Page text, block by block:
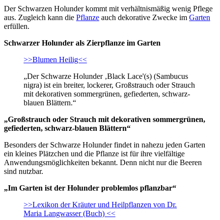
Der Schwarzen Holunder kommt mit verhältnismäßig wenig Pflege
aus. Zugleich kann die Pflanze auch dekorative Zwecke im Garten
erfüllen.
Schwarzer Holunder als Zierpflanze im Garten
>>Blumen Heilig<<
„Der Schwarze Holunder ‚Black Lace'(s) (Sambucus
nigra) ist ein breiter, lockerer, Großstrauch oder Strauch
mit dekorativen sommergrünen, gefiederten, schwarz-
blauen Blättern.“
„Großstrauch oder Strauch mit dekorativen sommergrünen,
gefiederten, schwarz-blauen Blättern“
Besonders der Schwarze Holunder findet in nahezu jeden Garten
ein kleines Plätzchen und die Pflanze ist für ihre vielfältige
Anwendungsmöglichkeiten bekannt. Denn nicht nur die Beeren
sind nutzbar.
„Im Garten ist der Holunder problemlos pflanzbar“
>>Lexikon der Kräuter und Heilpflanzen von Dr.
Maria Langwasser (Buch) <<